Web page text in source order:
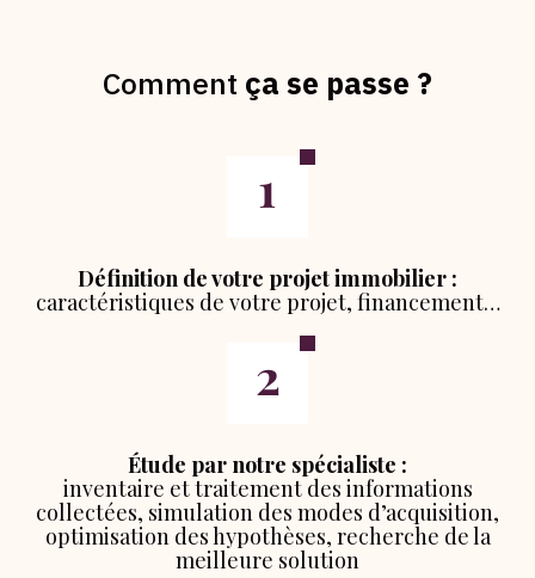
Comment ça se passe ?
Définition de votre projet immobilier :
caractéristiques de votre projet, financement…
Étude par notre spécialiste :
inventaire et traitement des informations
collectées, simulation des modes d’acquisition,
optimisation des hypothèses, recherche de la
meilleure solution